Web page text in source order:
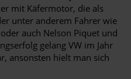
mit Käfermotor, die als
unter anderem Fahrer wie
auch Nelson Piquet und
gelang VW im Jahr
ansonsten hielt man sich